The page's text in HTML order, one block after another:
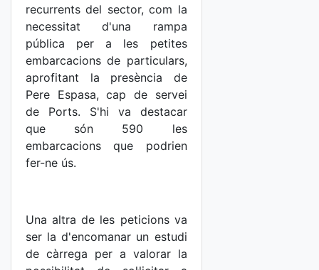
recurrents del sector, com la
necessitat d'una rampa
pública per a les petites
embarcacions de particulars,
aprofitant la presència de
Pere Espasa, cap de servei
de Ports. S'hi va destacar
que són 590 les
embarcacions que podrien
fer-ne ús.
Una altra de les peticions va
ser la d'encomanar un estudi
de càrrega per a valorar la